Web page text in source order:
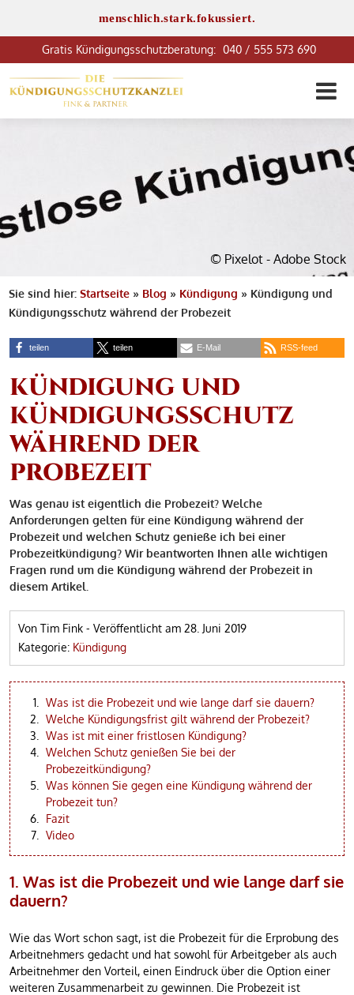
menschlich.stark.fokussiert.
040 / 555 573 690
© Pixelot - Adobe Stock
Sie sind hier:Startseite » Blog » Kündigung » Kündigung und
Kündigungsschutz während der Probezeit
teilen teilen E-Mail RSS-feed
KÜNDIGUNG UND
KÜNDIGUNGSSCHUTZ
WÄHREND DER
PROBEZEIT
Was genau ist eigentlich die Probezeit? Welche
Anforderungen gelten für eine Kündigung während der
Probezeit und welchen Schutz genieße ich bei einer
Probezeitkündigung? Wir beantworten Ihnen alle wichtigen
Fragen rund um die Kündigung während der Probezeit in
diesem Artikel.
Von Tim Fink - Veröffentlicht am 28. Juni 2019
Kategorie: Kündigung
Was ist die Probezeit und wie lange darf sie dauern?
Welche Kündigungsfrist gilt während der Probezeit?
Was ist mit einer fristlosen Kündigung?
Welchen Schutz genießen Sie bei der
Probezeitkündigung?
Was können Sie gegen eine Kündigung während der
Probezeit tun?
Fazit
Video
1. Was ist die Probezeit und wie lange darf sie
dauern?
Wie das Wort schon sagt, ist die Probezeit für die Erprobung des
Arbeitnehmers gedacht und hat sowohl für Arbeitgeber als auch
Arbeitnehmer den Vorteil, einen Eindruck über die Option einer
weiteren Zusammenarbeit zu gewinnen. Die Probezeit ist